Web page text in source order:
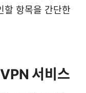
할 항목을 간단한
서비스